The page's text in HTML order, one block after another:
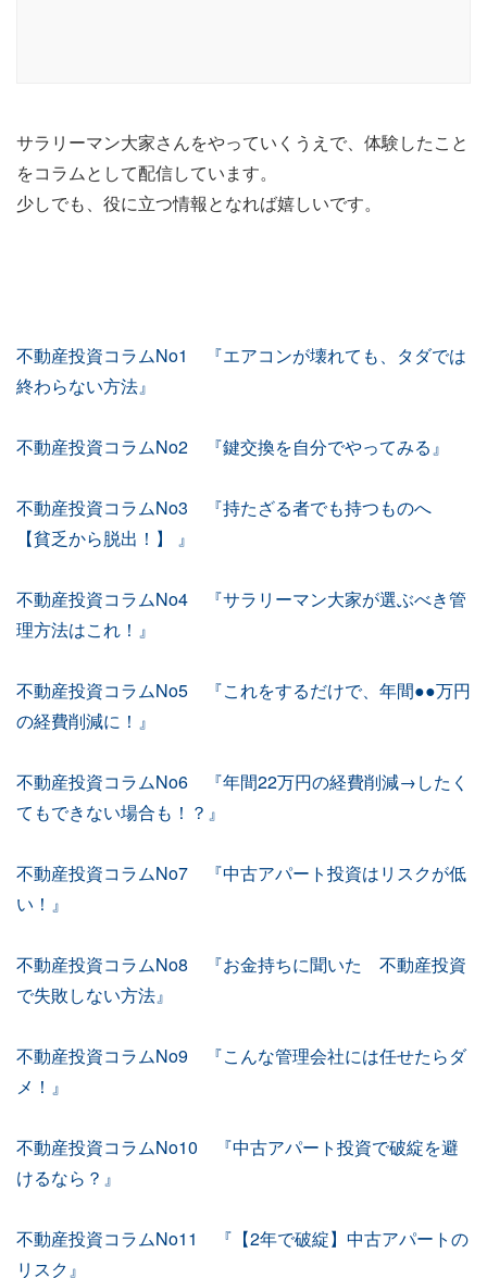
サラリーマン大家さんをやっていくうえで、体験したこと
をコラムとして配信しています。
少しでも、役に立つ情報となれば嬉しいです。
不動産投資コラムNo1 『エアコンが壊れても、タダでは
終わらない方法』
不動産投資コラムNo2 『鍵交換を自分でやってみる』
不動産投資コラムNo3 『持たざる者でも持つものへ
【貧乏から脱出！】 』
不動産投資コラムNo4 『サラリーマン大家が選ぶべき管
理方法はこれ！』
不動産投資コラムNo5 『これをするだけで、年間●●万円
の経費削減に！』
不動産投資コラムNo6 『年間22万円の経費削減→したく
てもできない場合も！？』
不動産投資コラムNo7 『中古アパート投資はリスクが低
い！』
不動産投資コラムNo8 『お金持ちに聞いた 不動産投資
で失敗しない方法』
不動産投資コラムNo9 『こんな管理会社には任せたらダ
メ！』
不動産投資コラムNo10 『中古アパート投資で破綻を避
けるなら？』
不動産投資コラムNo11 『【2年で破綻】中古アパートの
リスク』